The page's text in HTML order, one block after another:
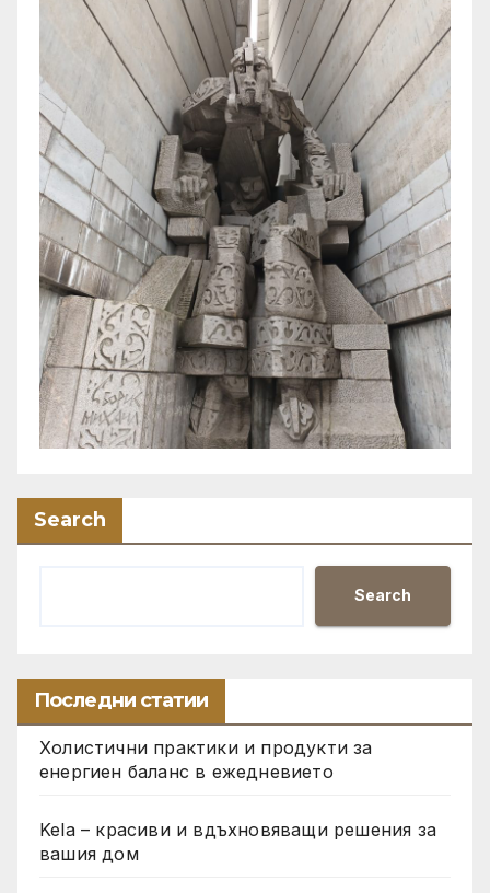
Search
Search
Последни статии
Холистични практики и продукти за
енергиен баланс в ежедневието
Kela – красиви и вдъхновяващи решения за
вашия дом